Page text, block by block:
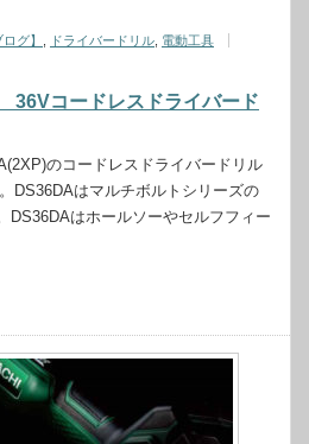
グ】 ドライバードリル 電動工具
コードレスドライバード
のコードレスドライバードリル
DS36DAはマルチボルトシリーズの
DS36DAはホールソーやセルフフィー